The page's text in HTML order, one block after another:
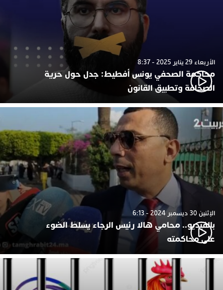
الأربعاء 29 يناير 2025 - 8:37
محاكمة الصحفي يونس أفطيط: جدل حول حرية
الصحافة وتطبيق القانون
الإثنين 30 ديسمبر 2024 - 6:13
بالفيديو.. محامي هالا رئيس الرجاء يسلط الضوء
على محاكمته